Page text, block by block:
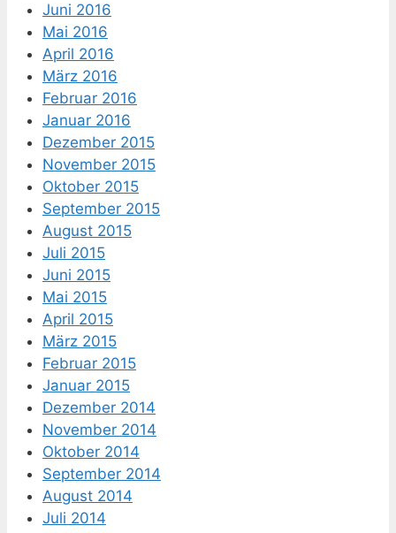
Juni 2016
Mai 2016
April 2016
März 2016
Februar 2016
Januar 2016
Dezember 2015
November 2015
Oktober 2015
September 2015
August 2015
Juli 2015
Juni 2015
Mai 2015
April 2015
März 2015
Februar 2015
Januar 2015
Dezember 2014
November 2014
Oktober 2014
September 2014
August 2014
Juli 2014